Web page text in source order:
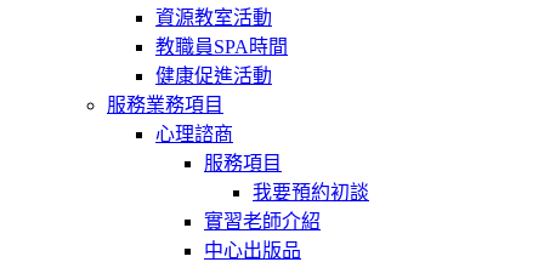
資源教室活動
教職員SPA時間
健康促進活動
服務業務項目
心理諮商
服務項目
我要預約初談
實習老師介紹
中心出版品